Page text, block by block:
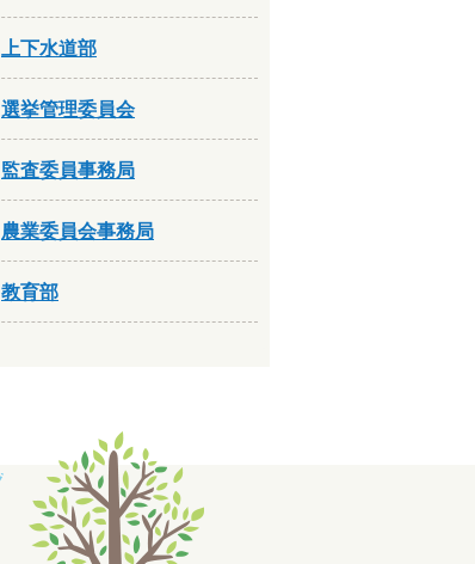
上下水道部
選挙管理委員会
監査委員事務局
農業委員会事務局
教育部